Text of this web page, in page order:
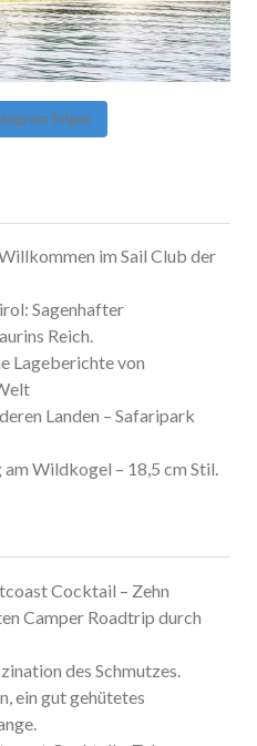
folgen
im Sail Club der
Sagenhafter
Reich.
Lageberichte von
Landen – Safaripark
Wildkogel – 18,5 cm Stil.
Cocktail – Zehn
Camper Roadtrip durch
des Schmutzes.
ein gut gehütetes